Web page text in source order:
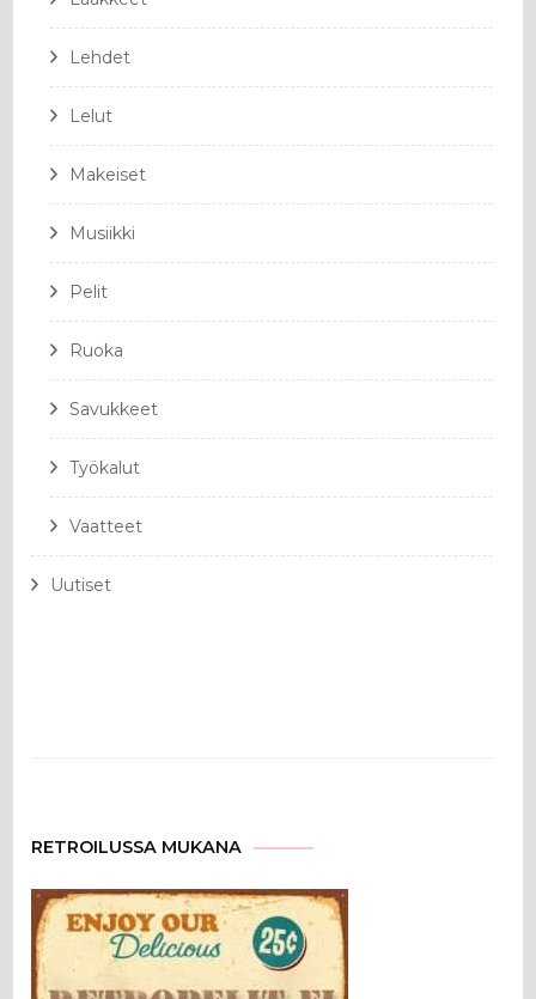
Lehdet
Lelut
Makeiset
Musiikki
Pelit
Ruoka
Savukkeet
Työkalut
Vaatteet
Uutiset
RETROILUSSA MUKANA